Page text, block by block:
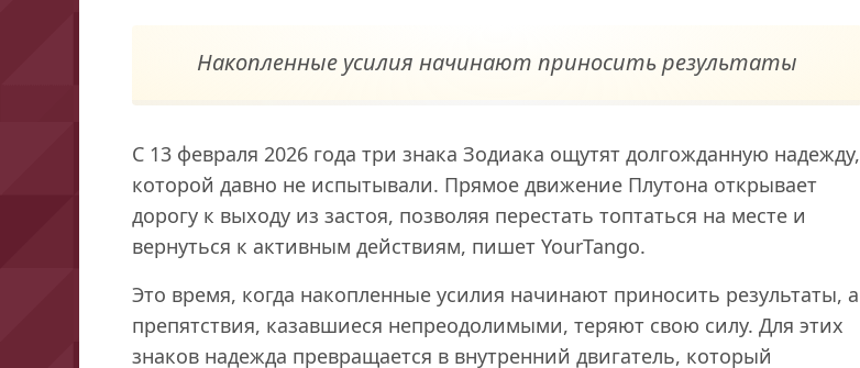
Накопленные усилия начинают приносить результаты
С 13 февраля 2026 года три знака Зодиака ощутят долгожданную надежду,
которой давно не испытывали. Прямое движение Плутона открывает
дорогу к выходу из застоя, позволяя перестать топтаться на месте и
вернуться к активным действиям, пишет YourTango.
Это время, когда накопленные усилия начинают приносить результаты, а
препятствия, казавшиеся непреодолимыми, теряют свою силу. Для этих
знаков надежда превращается в внутренний двигатель, который